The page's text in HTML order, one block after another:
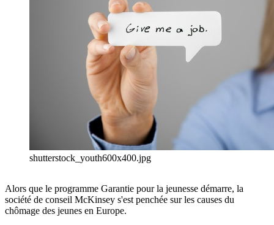
shutterstock_youth600x400.jpg
Alors que le programme Garantie pour la jeunesse démarre, la
société de conseil McKinsey s'est penchée sur les causes du
chômage des jeunes en Europe.